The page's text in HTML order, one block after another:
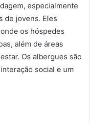
especialmente
de jovens. Eles
os hóspedes
além de áreas
Os albergues são
social e um